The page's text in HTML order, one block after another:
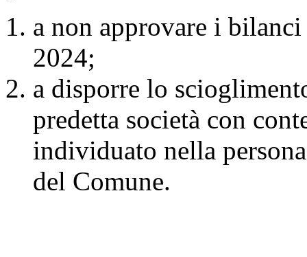
a non approvare i
2024;
a disporre lo
predetta società con
individuato nella
del Comune.